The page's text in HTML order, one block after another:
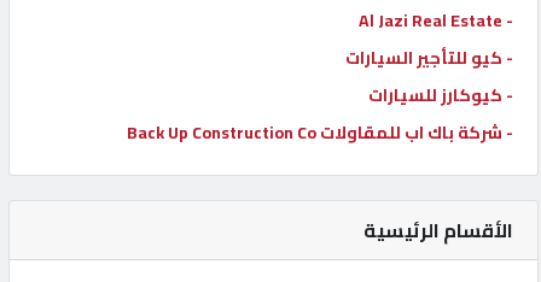
- Al Jazi Real Estate
- كيو للتأجير السيارات
- كيوكارز للسيارات
- شركة باك اب للمقاولات Back Up Construction Co
الأقسام الرئيسية